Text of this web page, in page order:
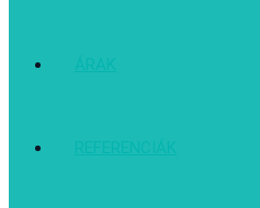
ÁRAK
REFERENCIÁK